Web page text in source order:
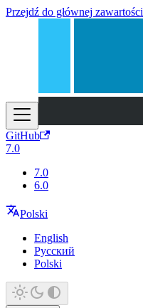
Przejdź do głównej zawartości
GitHub
7.0
7.0
6.0
Polski
English
Русский
Polski